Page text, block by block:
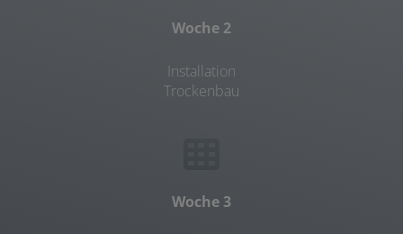
Woche 2
Installation
Trockenbau
Woche 3